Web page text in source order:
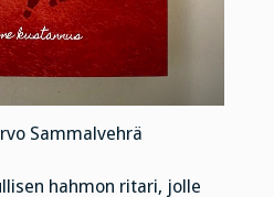
Sammalvehrä
hahmon ritari, jolle